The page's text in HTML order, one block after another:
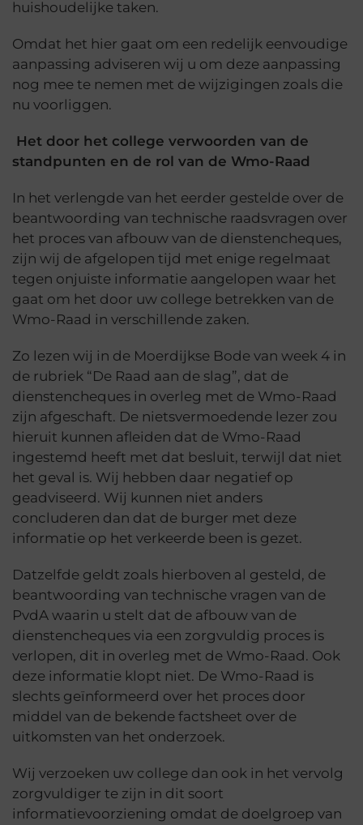
huishoudelijke taken.
Omdat het hier gaat om een redelijk eenvoudige
aanpassing adviseren wij u om deze aanpassing
nog mee te nemen met de wijzigingen zoals die
nu voorliggen.
Het door het college verwoorden van de
standpunten en de rol van de Wmo-Raad
In het verlengde van het eerder gestelde over de
beantwoording van technische raadsvragen over
het proces van afbouw van de dienstencheques,
zijn wij de afgelopen tijd met enige regelmaat
tegen onjuiste informatie aangelopen waar het
gaat om het door uw college betrekken van de
Wmo-Raad in verschillende zaken.
Zo lezen wij in de Moerdijkse Bode van week 4 in
de rubriek “De Raad aan de slag”, dat de
dienstencheques in overleg met de Wmo-Raad
zijn afgeschaft. De nietsvermoedende lezer zou
hieruit kunnen afleiden dat de Wmo-Raad
ingestemd heeft met dat besluit, terwijl dat niet
het geval is. Wij hebben daar negatief op
geadviseerd. Wij kunnen niet anders
concluderen dan dat de burger met deze
informatie op het verkeerde been is gezet.
Datzelfde geldt zoals hierboven al gesteld, de
beantwoording van technische vragen van de
PvdA waarin u stelt dat de afbouw van de
dienstencheques via een zorgvuldig proces is
verlopen, dit in overleg met de Wmo-Raad. Ook
deze informatie klopt niet. De Wmo-Raad is
slechts geïnformeerd over het proces door
middel van de bekende factsheet over de
uitkomsten van het onderzoek.
Wij verzoeken uw college dan ook in het vervolg
zorgvuldiger te zijn in dit soort
informatievoorziening omdat de doelgroep van